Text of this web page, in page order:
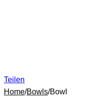
Teilen
Home/Bowls/Bowl